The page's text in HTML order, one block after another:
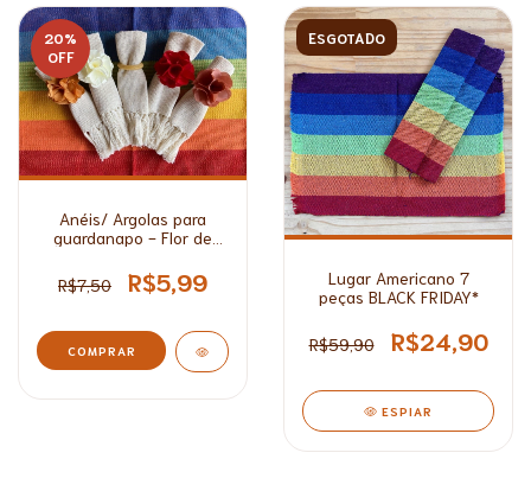
20%
OFF
Anéis/ Argolas para
guardanapo - Flor de
R$7,50
R$5,99
COMPRAR
ESGOTADO
Lugar Americano 7
peças BLACK FRIDAY*
R$59,90 R$24,90
ESPIAR